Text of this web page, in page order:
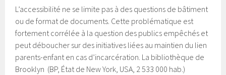
L’accessibilité ne se limite pas à des questions de bâtiment
ou de format de documents. Cette problématique est
fortement corrélée à la question des publics empêchés et
peut déboucher sur des initiatives liées au maintien du lien
parents-enfant en cas d’incarcération. La bibliothèque de
Brooklyn (BP, État de New York, USA, 2 533 000 hab.)